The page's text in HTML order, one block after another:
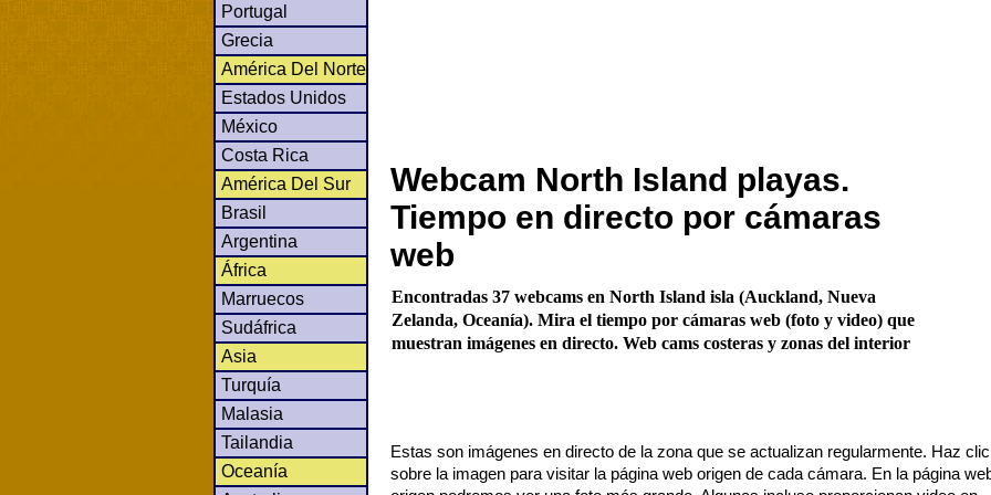
Portugal
Grecia
América Del Norte
Estados Unidos
México
Costa Rica
América Del Sur
Brasil
Argentina
África
Marruecos
Sudáfrica
Asia
Turquía
Malasia
Tailandia
Oceanía
Webcam North Island playas.
Tiempo en directo por cámaras
web
Encontradas 37 webcams en North Island isla (Auckland, Nueva
Zelanda, Oceanía). Mira el tiempo por cámaras web (foto y video) que
muestran imágenes en directo. Web cams costeras y zonas del interior
Estas son imágenes en directo de la zona que se actualizan regularmente. Haz
sobre la imagen para visitar la página web origen de cada cámara. En la página